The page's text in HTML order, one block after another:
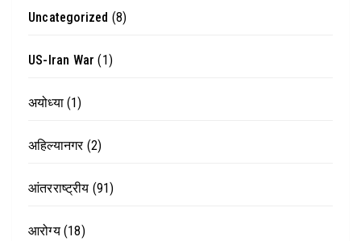
Uncategorized (8)
US-Iran War (1)
अयोध्या(1)
अहिल्यानगर(2)
आंतरराष्ट्रीय (91)
आरोग्य(18)